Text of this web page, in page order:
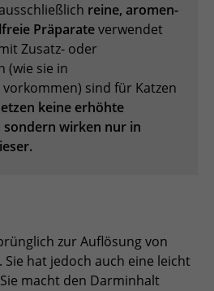
reine, aromen-
Präparateverwendet
Zusatz- oder
(wie sie in
sind für Katzen
keine erhöhte
sondern wirken nur in
zur Auflösung von
hat jedoch auch eine leicht
macht den Darminhalt